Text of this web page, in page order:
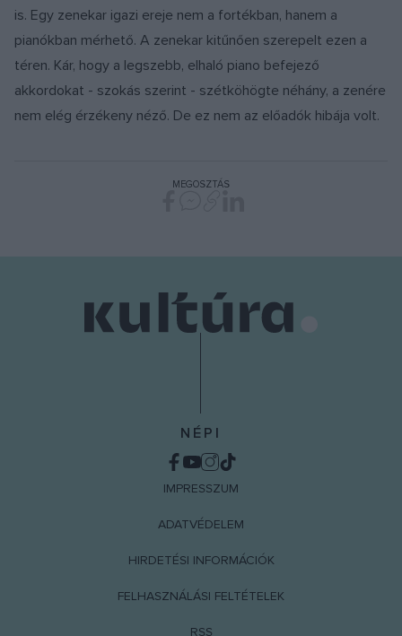
is. Egy zenekar igazi ereje nem a fortékban, hanem a
pianókban mérhető. A zenekar kitűnően szerepelt ezen a
téren. Kár, hogy a legszebb, elhaló piano befejező
akkordokat - szokás szerint - szétköhögte néhány, a zenére
nem elég érzékeny néző. De ez nem az előadók hibája volt.
MEGOSZTÁS
NÉPI
IMPRESSZUM
ADATVÉDELEM
HIRDETÉSI INFORMÁCIÓK
FELHASZNÁLÁSI FELTÉTELEK
RSS